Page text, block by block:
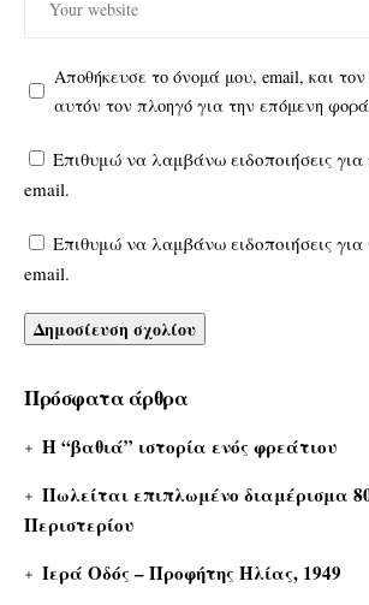
Αποθήκευσε το όνομά μου, email, και
αυτόν τον πλοηγό για την επόμενη
Επιθυμώ να λαμβάνω ειδοποιήσεις
email.
Επιθυμώ να λαμβάνω ειδοποιήσεις
email.
Πρόσφατα άρθρα
Η “βαθιά” ιστορία ενός φρεάτιου
Πωλείται επιπλωμένο διαμέρισμα
Περιστερίου
Ιερά Οδός – Προφήτης Ηλίας, 1949